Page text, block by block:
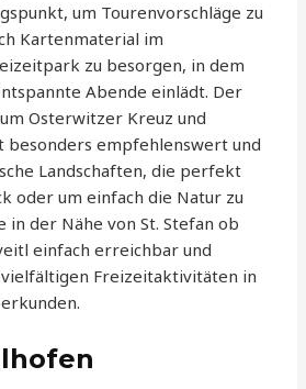
um Tourenvorschläge zu
Kartenmaterial im
zu besorgen, in dem
Abende einlädt. Der
Osterwitzer Kreuz und
besonders empfehlenswert und
Landschaften, die perfekt
oder um einfach die Natur zu
in der Nähe von St. Stefan ob
einfach erreichbar und
Freizeitaktivitäten in